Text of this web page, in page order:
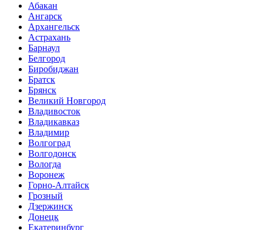
Абакан
Ангарск
Архангельск
Астрахань
Барнаул
Белгород
Биробиджан
Братск
Брянск
Великий Новгород
Владивосток
Владикавказ
Владимир
Волгоград
Волгодонск
Вологда
Воронеж
Горно-Алтайск
Грозный
Дзержинск
Донецк
Екатеринбург